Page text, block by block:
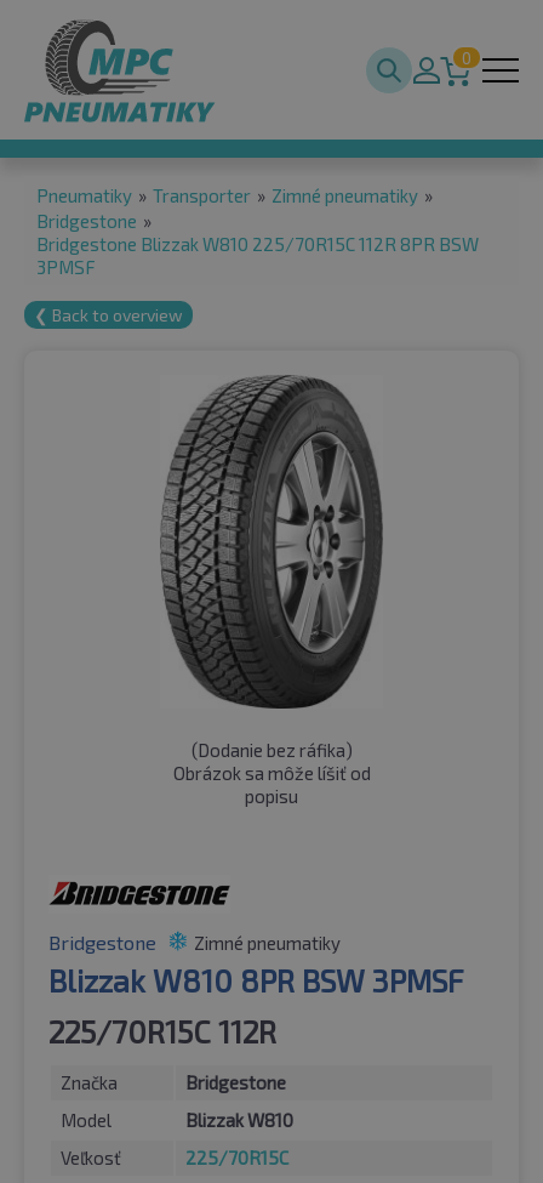
0
Pneumatiky » Transporter » Zimné pneumatiky »
Bridgestone »
Bridgestone Blizzak W810 225/70R15C 112R 8PR BSW
3PMSF
❮ Back to overview
(Dodanie bez ráfika)
Obrázok sa môže líšiť od
popisu
Bridgestone Zimné pneumatiky
Blizzak W810 8PR BSW 3PMSF
225/70R15C 112R
Značka
Bridgestone
Model
Blizzak W810
Veľkosť
225/70R15C